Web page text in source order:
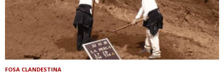
FOSA CLANDESTINA